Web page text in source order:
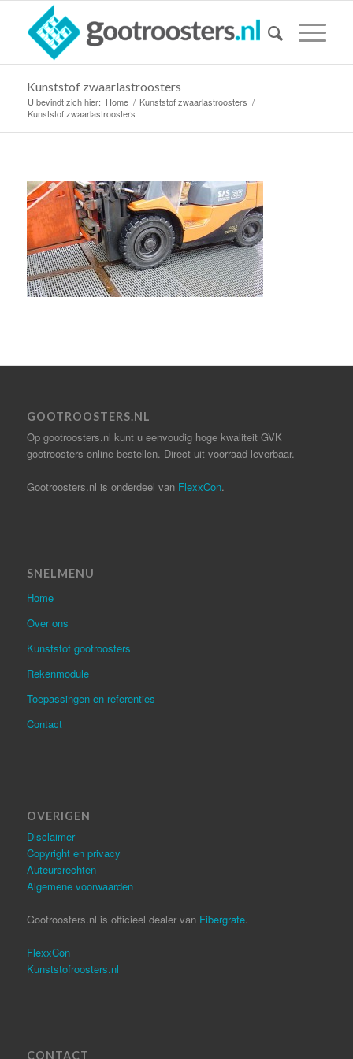
Kunststof zwaarlastroosters
U bevindt zich hier: Home / Kunststof zwaarlastroosters /
Kunststof zwaarlastroosters
GOOTROOSTERS.NL
Op gootroosters.nl kunt u eenvoudig hoge kwaliteit GVK
gootroosters online bestellen. Direct uit voorraad leverbaar.
Gootroosters.nl is onderdeel van FlexxCon.
SNELMENU
Home
Over ons
Kunststof gootroosters
Rekenmodule
Toepassingen en referenties
Contact
OVERIGEN
Disclaimer
Copyright en privacy
Auteursrechten
Algemene voorwaarden
Gootroosters.nl is officieel dealer van Fibergrate.
FlexxCon
Kunststofroosters.nl
CONTACT